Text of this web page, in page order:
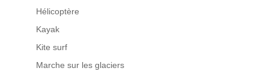
Hélicoptère
Kayak
Kite surf
Marche sur les glaciers